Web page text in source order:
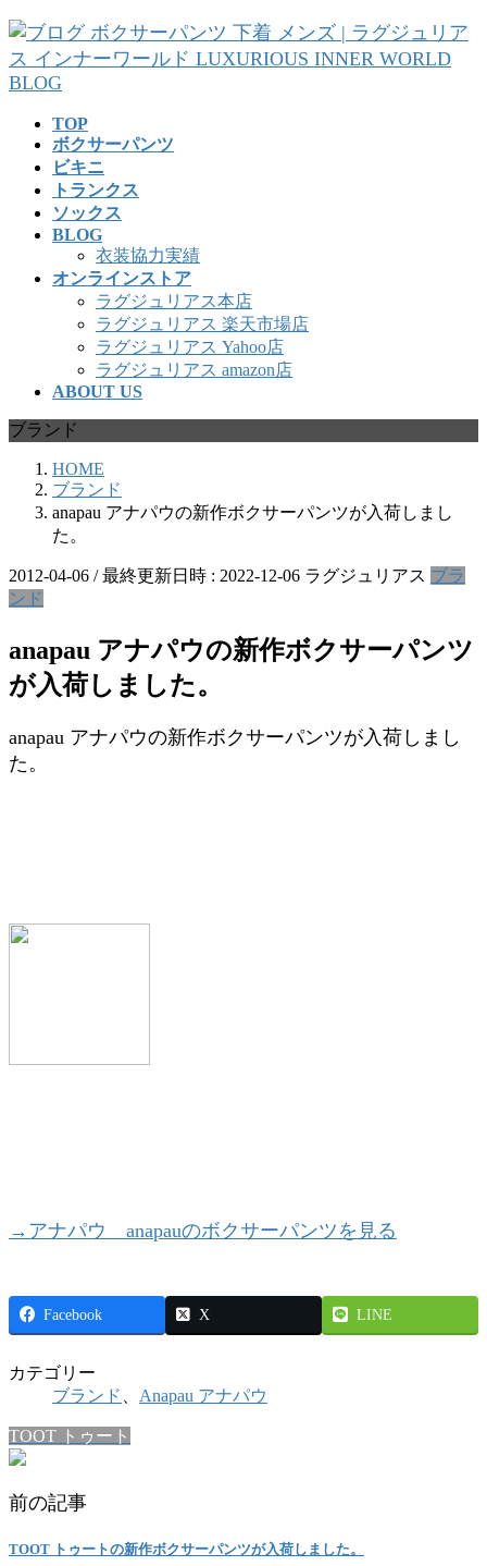
コ
ン
テ
ン
ナ
ビ
ゲ
ー
TOP
ボクサーパンツ
ビキニ
トランクス
ソックス
BLOG
衣装協力実績
オンラインストア
ラグジュリアス本店
ラグジュリアス 楽天市場店
ラグジュリアス Yahoo店
ラグジュリアス amazon店
ABOUT US
ブランド
HOME
ブランド
anapau アナパウの新作ボクサーパンツが入荷しまし
た。
2012-04-06 / 最終更新日時 : 2022-12-06 ラグジュリアス ブラ
ンド
anapau アナパウの新作ボクサーパンツ
が入荷しました。
anapau アナパウの新作ボクサーパンツが入荷しまし
た。
→アナパウ anapauのボクサーパンツを見る
Facebook X LINE
カテゴリー
ブランド
Anapau アナパウ
TOOT トゥート
前の記事
TOOT トゥートの新作ボクサーパンツが入荷しました。